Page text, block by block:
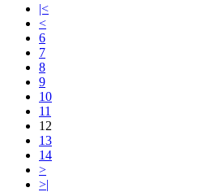
|<
<
6
7
8
9
10
11
12
13
14
>
>|